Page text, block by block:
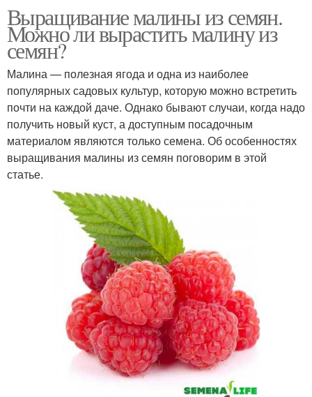
Выращивание малины из семян.
Можно ли вырастить малину из
семян?
Малина — полезная ягода и одна из наиболее
популярных садовых культур, которую можно встретить
почти на каждой даче. Однако бывают случаи, когда надо
получить новый куст, а доступным посадочным
материалом являются только семена. Об особенностях
выращивания малины из семян поговорим в этой
статье.